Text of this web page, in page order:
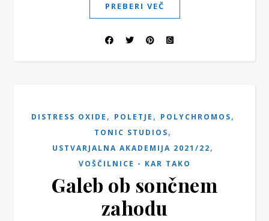
PREBERI VEČ
DISTRESS OXIDE , POLETJE , POLYCHROMOS,
TONIC STUDIOS,
USTVARJALNA AKADEMIJA 2021/22,
VOŠČILNICE - KAR TAKO
Galeb ob sončnem
zahodu